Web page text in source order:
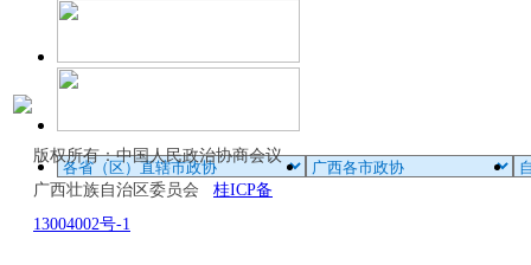
版权所有：中国人民政治协商会议
广西壮族自治区委员会 桂ICP备
13004002号-1